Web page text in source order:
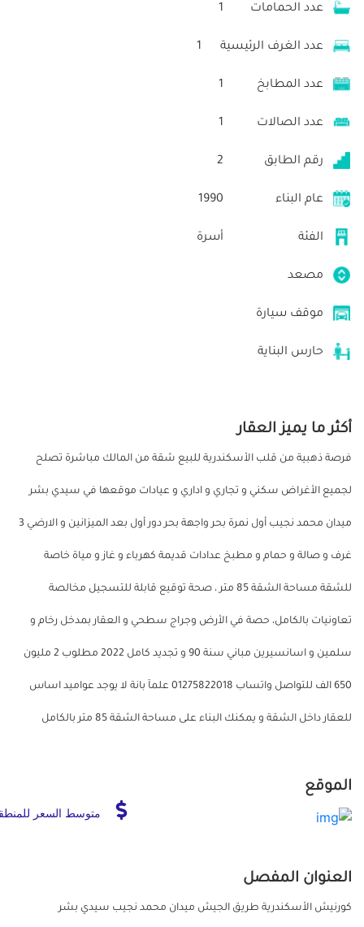
عدد الحمامات 1
عدد الغرف الرئيسية 1
عدد المطابخ 1
عدد الصالات 1
رقم الطابق 2
عام البناء 1990
الفئة أسرة
مصعد
موقف سيارة
حارس البناية
أكثر ما يميز العقار
فرصة ذهبية من قلب الأسكندرية للبيع شقة من المالك مباشرة تصلح
لجميع الأغراض سكني و تجاري و اداري و عيادات موقعها في سيدي بشر
ميدان محمد نجيب أول نمرة بحر واجهة بحر دور أول بعد الميزانين و الارضي 3
غرف و صالة و حمام و مطبخ عدادات قديمة كهرباء و غاز و مياة خاصة
للشقة مساحة الشقة 85 متر ، صحة توقيع قابلة للتسجيل مخالصة
تعاونيات بالكامل، حصة في الأرض وجراج سطحي و العقار بمدخل رخام و
سلمين و اسانسيرين مباني سنة 90 و تجديد كامل 2022 مطلوب 2 مليون
650 الف للتواصل واتساب 01275822018 علمآ بانة لا يوجد عواميد اساس
للعقار داخل الشقة و يمكنك البناء على مساحة الشقة 85 متر بالكامل
الموقع
متوسط السعر
العنوان المفصل
كورنيش الأسكندرية طريق الجيش ميدان محمد نجيب سيدي بشر